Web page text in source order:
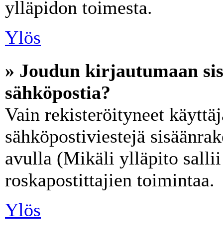
ylläpidon toimesta.
Ylös
» Joudun kirjautumaan
sähköpostia?
Vain rekisteröityneet
sähköpostiviestejä
avulla (Mikäli ylläpito sallii
roskapostittajien toimintaa.
Ylös